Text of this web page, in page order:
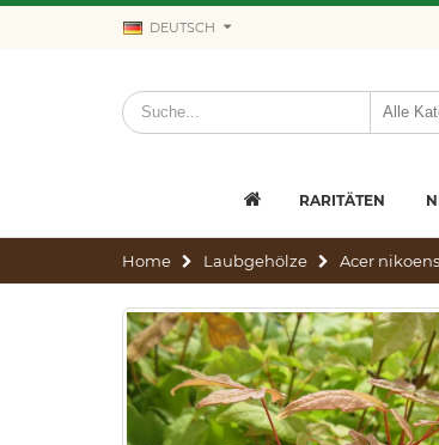
DEUTSCH
RARITÄTEN
Home Laubgehölze Acer